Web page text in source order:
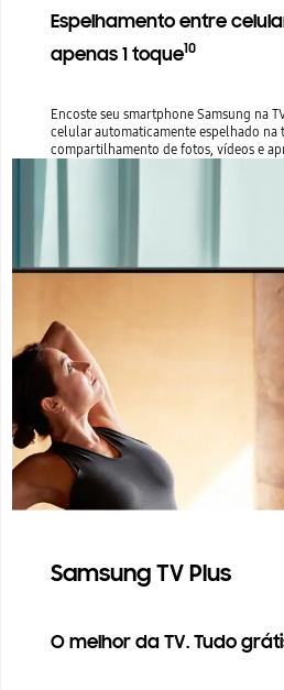
Espelhamento entre
apenas 1 toque10
Encoste seu smartphone Samsung na
celular automaticamente espelhado na
compartilhamento de fotos, vídeos e
Samsung TV Plus
O melhor da TV. Tudo